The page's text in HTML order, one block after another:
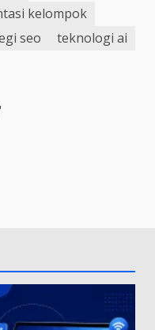
kelompok
seo
teknologi ai